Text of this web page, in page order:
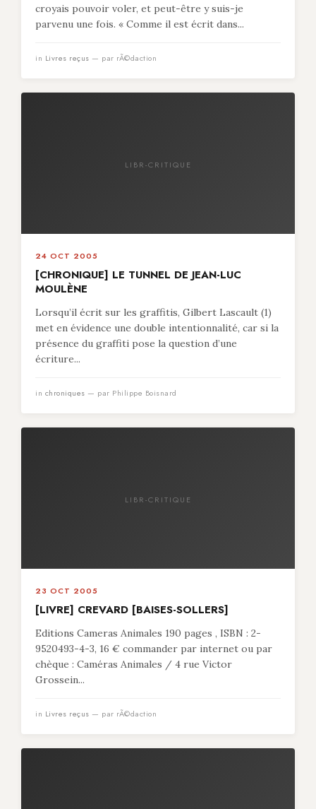
croyais pouvoir voler, et peut-être y suis-je
parvenu une fois. « Comme il est écrit dans...
in Livres reçus — par rÃ©daction
LIBR-CRITIQUE
24 OCT 2005
[CHRONIQUE] LE TUNNEL DE JEAN-LUC
MOULÈNE
Lorsqu’il écrit sur les graffitis, Gilbert Lascault (1)
met en évidence une double intentionnalité, car si la
présence du graffiti pose la question d’une
écriture...
in chroniques — par Philippe Boisnard
LIBR-CRITIQUE
23 OCT 2005
[LIVRE] CREVARD [BAISES-SOLLERS]
Editions Cameras Animales 190 pages , ISBN : 2-
9520493-4-3, 16 € commander par internet ou par
chèque : Caméras Animales / 4 rue Victor
Grossein...
in Livres reçus — par rÃ©daction